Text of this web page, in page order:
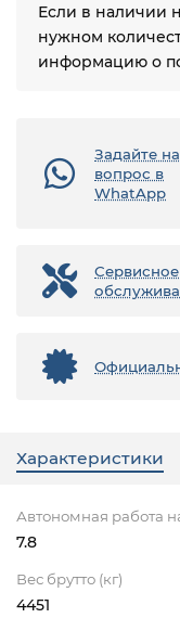
Если в наличии
нужном
информацию о
Задайте
вопрос в
WhatApp
Сервисное
Характеристики
Автономная работа
7.8
Вес брутто (кг)
4451